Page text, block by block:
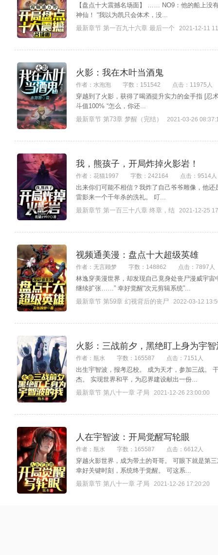
【盘点十大震撼名场面】 …… NO9：他的船上没
神仙！ “我以为凯只会体术，没...
最新章节 第一百九十六章 最后一个
2021-12-11
火影：我在木叶当酒鬼
作者：水泡泡 字数：151542 点击：11975人
穿越到了火影，获得了喝酒提升实力的金手指 [忍
斗值100% “怎么，你还...
最新章节 第73章 梦醒（完结）
2021-03-26
我，熊孩子，开局炸掉火影岩！
作者：花猫1997 字数：242164 点击：9514人
出来你们可能不相信？我炸了自己爷爷雕像，他
雷影来一个千年杀的洗礼。 叮...
最新章节 第一百三十八章 终章，结
2021-12-25
视频通美漫：盘点十大超级英雄
作者：无言顾梦 字数：148862 点击：7897人
林逸穿美漫世界，却发现自己竟身处丧尸漫威宇
继续扩张……” 幸好觉醒“次元剪辑系统”...
最新章节 第59章 幻视背后的丧尸
2022-03-12
火影：三战前夕，黑绝盯上身为宇
作者：瓶水 字数：165587 点击：7151人
出生宇智波，报考忍校。 成为天才，参加三战。
杰。 实现世界和平，为忍界建设献出一份...
最新章节 第八十一章 孑局
2021-12-26 23:00:00
人在宇智波：开局觉醒写轮眼
作者：瓶水 字数：165587 点击：6612人
穿越火影世界，成为带土的哥哥。 可眼下就是第
幸好关键时刻，系统终于觉醒。 可这系...
最新章节 第八十一章 孑局
2021-12-26 17:20:20